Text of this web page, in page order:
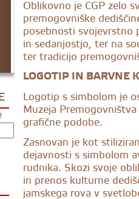
Oblikovno je CGP zelo
premogovniške
posebnosti
in sedanjostjo, ter na
ter tradicijo
LOGOTIP IN BARVNE
Logotip s simbolom je
Muzeja
grafične podobe.
Zasnovan je kot
dejavnosti s simbolom
rudnika. Skozi svoje
in prenos kulturne
jamskega rova v